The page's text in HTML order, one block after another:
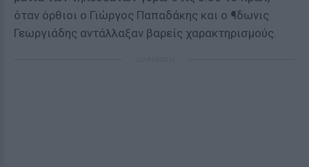
όταν όρθιοι ο Γιώργος Παπαδάκης και ο ¶δωνις
Γεωργιάδης αντάλλαξαν βαρείς χαρακτηρισμούς.